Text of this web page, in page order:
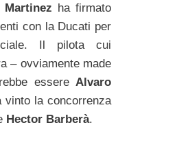
Martinez ha firmato
con la Ducati per
Il pilota cui
– ovviamente made
essere Alvaro
la concorrenza
Hector Barberà.